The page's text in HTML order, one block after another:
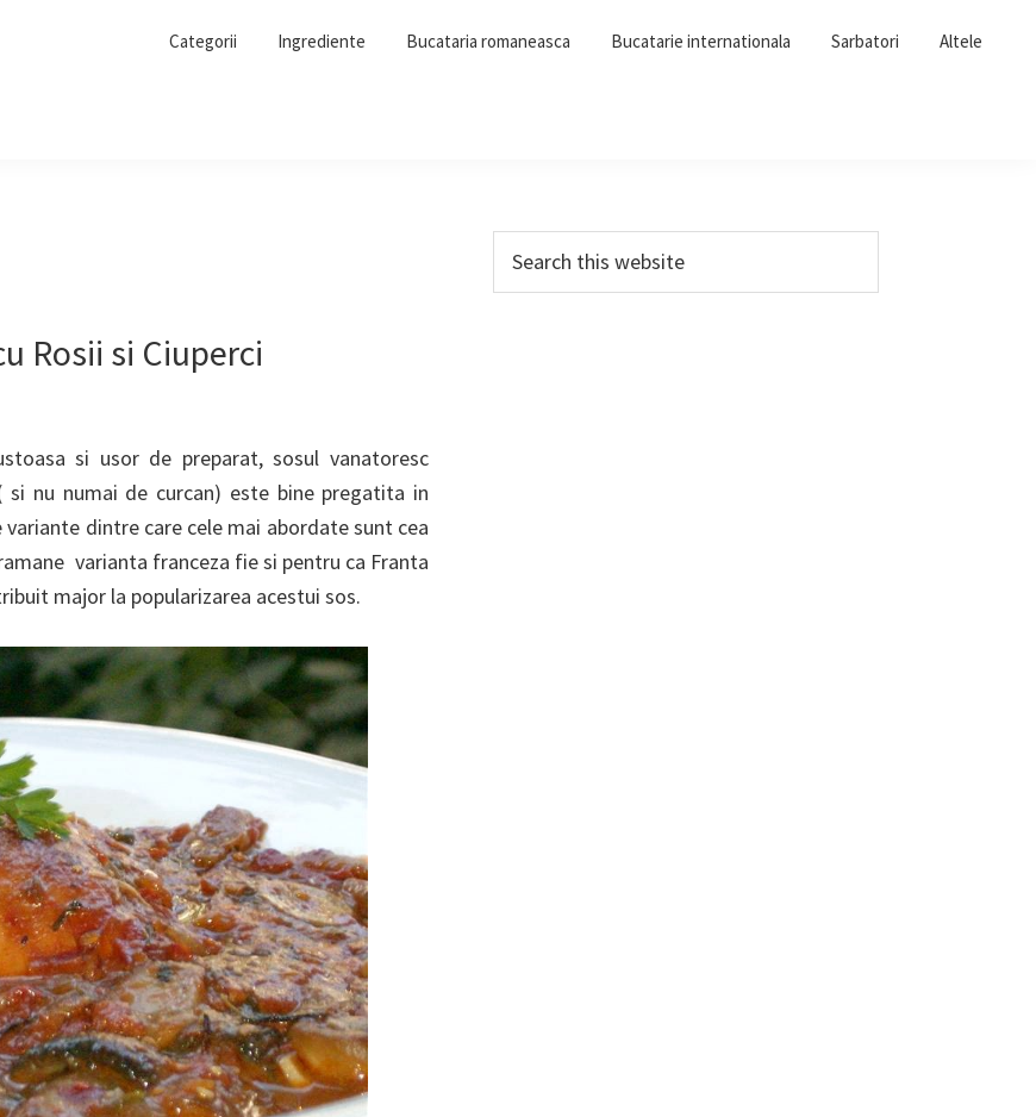
Categorii Ingrediente Bucataria romaneasca Bucatarie internationala Sarbatori Altele
Rosii si Ciuperci
si usor de preparat, sosul vanatoresc
nu numai de curcan) este bine pregatita in
dintre care cele mai abordate sunt cea
varianta franceza fie si pentru ca Franta
major la popularizarea acestui sos.
Primary
Sidebar
this